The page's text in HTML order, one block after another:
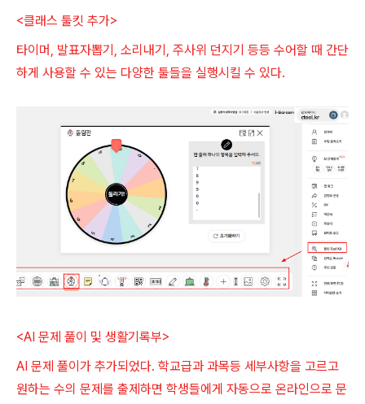
<클래스 툴킷 추가>
타이머, 발표자뽑기, 소리내기, 주사위 던지기 등등 수어할 때 간단
하게 사용할 수 있는 다양한 툴들을 실행시킬 수 있다.
<AI 문제 풀이 및 생활기록부>
AI 문제 풀이가 추가되었다. 학교급과 과목등 세부사항을 고르고
원하는 수의 문제를 출제하면 학생들에게 자동으로 온라인으로 문